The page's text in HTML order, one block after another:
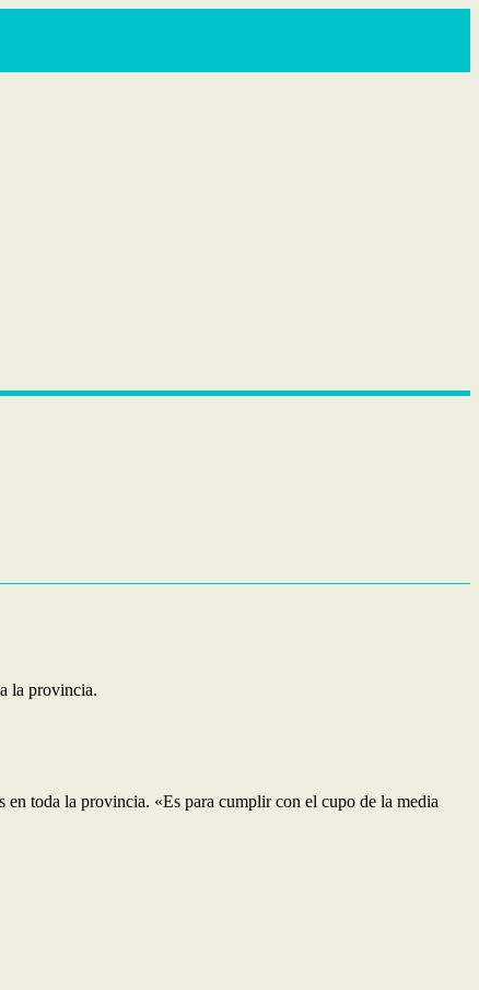
la provincia.
en toda la provincia. «Es para cumplir con el cupo de la media